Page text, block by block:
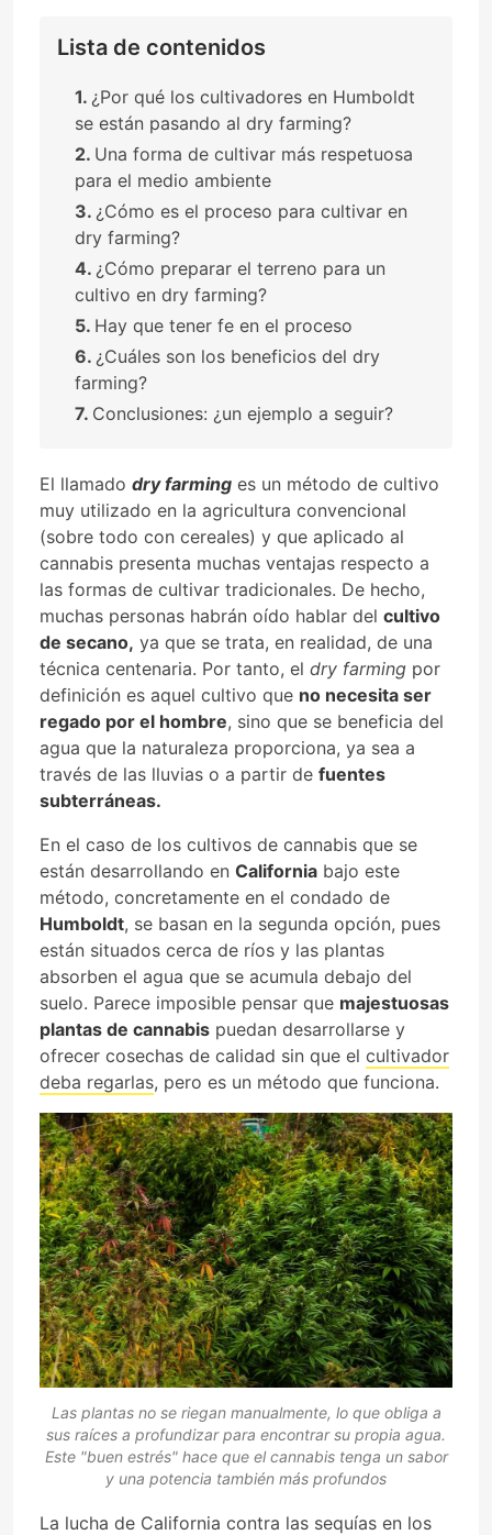
Lista de contenidos
¿Por qué los cultivadores en Humboldt
se están pasando al dry farming?
Una forma de cultivar más respetuosa
para el medio ambiente
¿Cómo es el proceso para cultivar en
dry farming?
¿Cómo preparar el terreno para un
cultivo en dry farming?
Hay que tener fe en el proceso
¿Cuáles son los beneficios del dry
farming?
Conclusiones: ¿un ejemplo a seguir?
El llamado dry farming es un método de cultivo
muy utilizado en la agricultura convencional
(sobre todo con cereales) y que aplicado al
cannabis presenta muchas ventajas respecto a
las formas de cultivar tradicionales. De hecho,
muchas personas habrán oído hablar del cultivo
de secano, ya que se trata, en realidad, de una
técnica centenaria. Por tanto, el dry farming por
definición es aquel cultivo que no necesita ser
regado por el hombre, sino que se beneficia del
agua que la naturaleza proporciona, ya sea a
través de las lluvias o a partir de fuentes
subterráneas.
En el caso de los cultivos de cannabis que se
están desarrollando en California bajo este
método, concretamente en el condado de
Humboldt, se basan en la segunda opción, pues
están situados cerca de ríos y las plantas
absorben el agua que se acumula debajo del
suelo. Parece imposible pensar que majestuosas
plantas de cannabis puedan desarrollarse y
ofrecer cosechas de calidad sin que el cultivador
deba regarlas, pero es un método que funciona.
Las plantas no se riegan manualmente, lo que obliga a
sus raíces a profundizar para encontrar su propia agua.
Este "buen estrés" hace que el cannabis tenga un sabor
y una potencia también más profundos
La lucha de California contra las sequías en los